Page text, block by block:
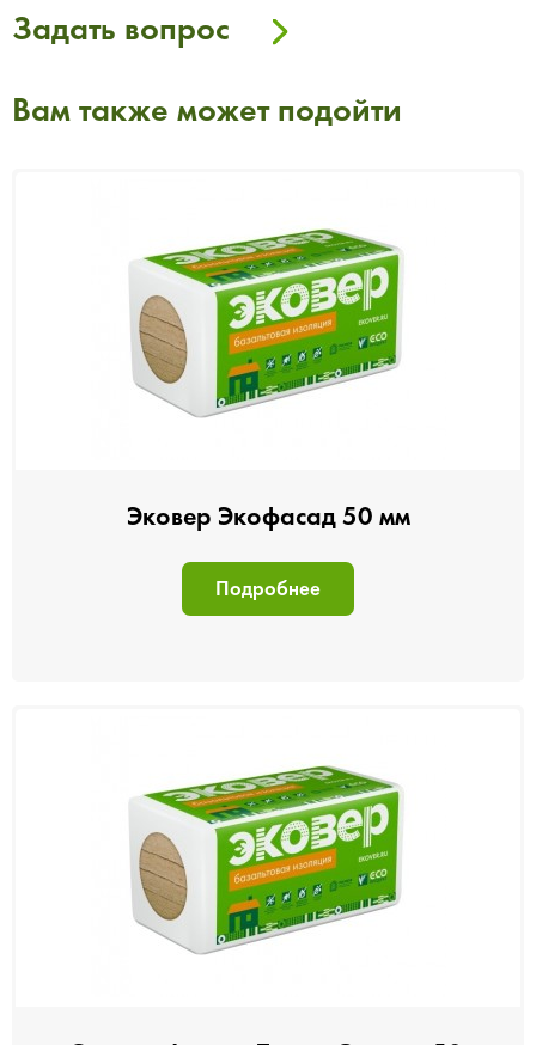
Задать вопрос
Вам также может подойти
Эковер Экофасад 50 мм
Подробнее